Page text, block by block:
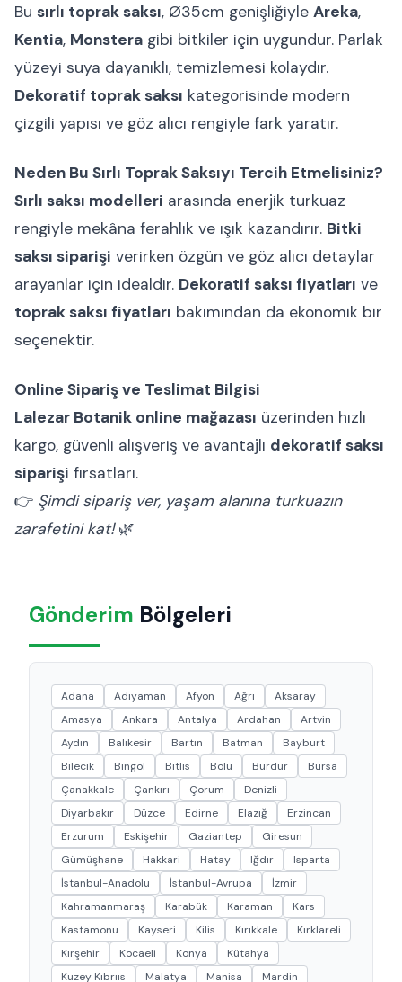
Bu sırlı toprak saksı, Ø35cm genişliğiyle Areka,
Kentia, Monstera gibi bitkiler için uygundur. Parlak
yüzeyi suya dayanıklı, temizlemesi kolaydır.
Dekoratif toprak saksı kategorisinde modern
çizgili yapısı ve göz alıcı rengiyle fark yaratır.
Neden Bu Sırlı Toprak Saksıyı Tercih Etmelisiniz?
Sırlı saksı modelleri arasında enerjik turkuaz
rengiyle mekâna ferahlık ve ışık kazandırır. Bitki
saksı siparişi verirken özgün ve göz alıcı detaylar
arayanlar için idealdir. Dekoratif saksı fiyatları ve
toprak saksı fiyatları bakımından da ekonomik bir
seçenektir.
Online Sipariş ve Teslimat Bilgisi
Lalezar Botanik online mağazası üzerinden hızlı
kargo, güvenli alışveriş ve avantajlı dekoratif saksı
siparişi fırsatları.
👉 Şimdi sipariş ver, yaşam alanına turkuazın
zarafetini kat!🌿
Gönderim Bölgeleri
Adana Adıyaman Afyon Ağrı
Aksaray
Amasya
Ankara Antalya Ardahan
Artvin
Aydın
Balıkesir Bartın Batman
Bayburt
Bilecik
Bingöl Bitlis Bolu Burdur
Bursa
Çanakkale
Çankırı Çorum
Denizli
Diyarbakır
Düzce Edirne Elazığ
Erzincan
Erzurum
Eskişehir Gaziantep
Giresun
Gümüşhane
Hakkari Hatay Iğdır
Isparta
İstanbul-Anadolu
İstanbul-Avrupa
İzmir
Kahramanmaraş
Karabük Karaman
Kars
Kastamonu
Kayseri Kilis Kırıkkale
Kırklareli
Kırşehir
Kocaeli Konya
Kütahya
Kuzey Kıbrııs
Malatya Manisa
Mardin